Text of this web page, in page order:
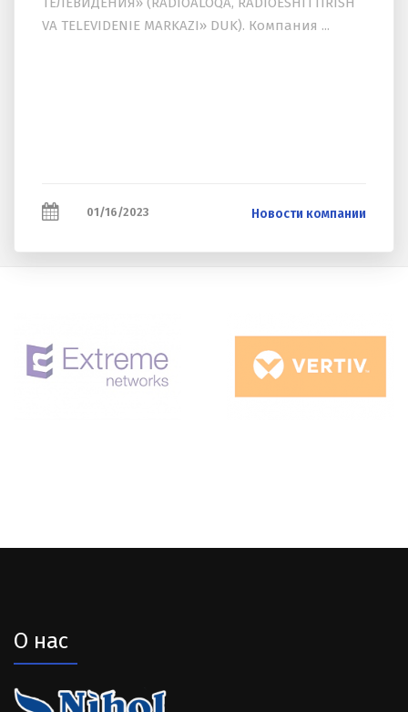
VA TELEVIDENIE MARKAZI» DUK). Компания ...
01/16/2023 Новости компании
О нас